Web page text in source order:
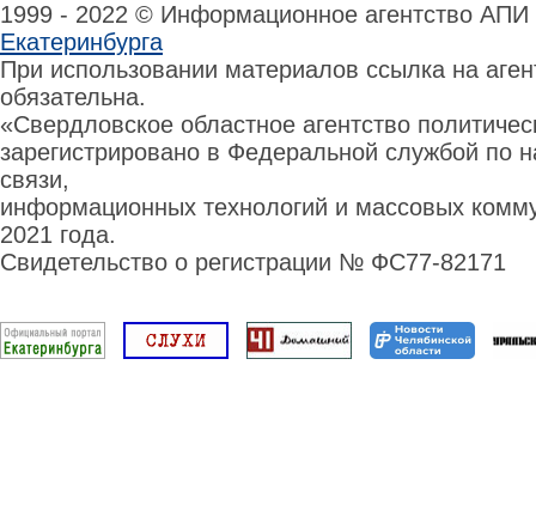
1999 - 2022 © Информационное агентство
Екатеринбурга
При использовании материалов ссылка на
обязательна.
«Свердловское областное агентство
зарегистрировано в Федеральной службой по
связи,
информационных технологий и массовых
2021 года.
Свидетельство о регистрации № ФС77-82171